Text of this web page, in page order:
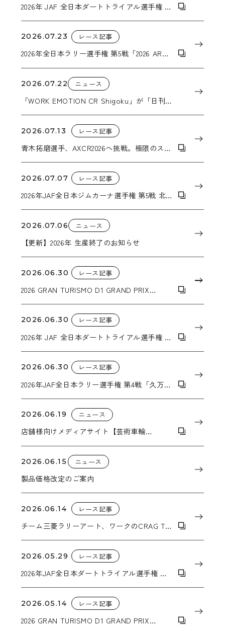
2026年 JAF 全日本ダートトライアル選手権 第
2026.07.23 レース記事
2026年全日本ラリー選手権 第5戦「2026 ARK
2026.07.22 ニュース
「WORK EMOTION CR Shigoku」が「日刊自
2026.07.13 レース記事
青木拓磨選手、AXCR2026へ挑戦。極限のステ
2026.07.07 レース記事
2026年JAF全日本ジムカーナ選手権 第5戦 北海
2026.07.06 ニュース
【更新】2026年 生産終了のお知らせ
2026.06.30 レース記事
2026 GRAN TURISMO D1 GRAND PRIX
2026.06.30 レース記事
2026年 JAF 全日本ダートトライアル選手権 第
2026.06.30 レース記事
2026年JAF全日本ラリー選手権 第4戦「久万高
2026.06.19 ニュース
店舗様向けメディアサイト【芸術車輪
2026.06.15 ニュース
製品価格改定のご案内
2026.06.14 レース記事
チーム三菱ラリーアート、ワークのCRAG T-
ーラリー連覇に向けて始動
2026.05.29 レース記事
2026年JAF全日本ダートトライアル選手権 第4
2026.05.14 レース記事
2026 GRAN TURISMO D1 GRAND PRIX